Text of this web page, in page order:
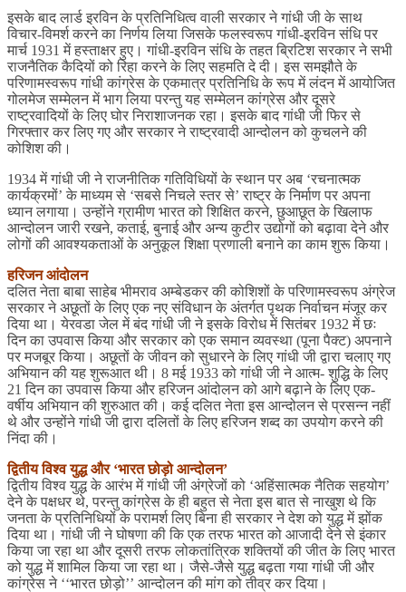
इसके बाद लार्ड इरविन के प्रतिनिधित्व वाली सरकार ने गांधी जी के साथ
विचार-विमर्श करने का निर्णय लिया जिसके फलस्वरूप गांधी-इरविन संधि पर
मार्च 1931 में हस्ताक्षर हुए। गांधी-इरविन संधि के तहत ब्रिटिश सरकार ने सभी
राजनैतिक कैदियों को रिहा करने के लिए सहमति दे दी। इस समझौते के
परिणामस्वरूप गांधी कांग्रेस के एकमात्र प्रतिनिधि के रूप में लंदन में आयोजित
गोलमेज सम्मेलन में भाग लिया परन्तु यह सम्मेलन कांग्रेस और दूसरे
राष्ट्रवादियों के लिए घोर निराशाजनक रहा। इसके बाद गांधी जी फिर से
गिरफ्तार कर लिए गए और सरकार ने राष्ट्रवादी आन्दोलन को कुचलने की
कोशिश की।
1934 में गांधी जी ने राजनीतिक गतिविधियों के स्थान पर अब ‘रचनात्मक
कार्यक्रमों’ के माध्यम से ‘सबसे निचले स्तर से’ राष्ट्र के निर्माण पर अपना
ध्यान लगाया। उन्होंने ग्रामीण भारत को शिक्षित करने, छुआछूत के खिलाफ
आन्दोलन जारी रखने, कताई, बुनाई और अन्य कुटीर उद्योगों को बढ़ावा देने और
लोगों की आवश्यकताओं के अनुकूल शिक्षा प्रणाली बनाने का काम शुरू किया।
हरिजन आंदोलन
दलित नेता बाबा साहेब भीमराव अम्बेडकर की कोशिशों के परिणामस्वरूप अंग्रेज
सरकार ने अछूतों के लिए एक नए संविधान के अंतर्गत पृथक निर्वाचन मंजूर कर
दिया था। येरवडा जेल में बंद गांधी जी ने इसके विरोध में सितंबर 1932 में छः
दिन का उपवास किया और सरकार को एक समान व्यवस्था (पूना पैक्ट) अपनाने
पर मजबूर किया। अछूतों के जीवन को सुधारने के लिए गांधी जी द्वारा चलाए गए
अभियान की यह शुरूआत थी। 8 मई 1933 को गांधी जी ने आत्म- शुद्धि के लिए
21 दिन का उपवास किया और हरिजन आंदोलन को आगे बढ़ाने के लिए एक-
वर्षीय अभियान की शुरुआत की। कई दलित नेता इस आन्दोलन से प्रसन्न नहीं
थे और उन्होंने गांधी जी द्वारा दलितों के लिए हरिजन शब्द का उपयोग करने की
निंदा की।
द्वितीय विश्व युद्ध और ‘भारत छोड़ो आन्दोलन’
द्वितीय विश्व युद्ध के आरंभ में गांधी जी अंग्रेजों को ‘अहिंसात्मक नैतिक सहयोग’
देने के पक्षधर थे, परन्तु कांग्रेस के ही बहुत से नेता इस बात से नाखुश थे कि
जनता के प्रतिनिधियों के परामर्श लिए बिना ही सरकार ने देश को युद्ध में झोंक
दिया था। गांधी जी ने घोषणा की कि एक तरफ भारत को आजादी देने से इंकार
किया जा रहा था और दूसरी तरफ लोकतांत्रिक शक्तियों की जीत के लिए भारत
को युद्ध में शामिल किया जा रहा था। जैसे-जैसे युद्ध बढ़ता गया गांधी जी और
कांग्रेस ने ‘‘भारत छोड़ो’’ आन्दोलन की मांग को तीव्र कर दिया।